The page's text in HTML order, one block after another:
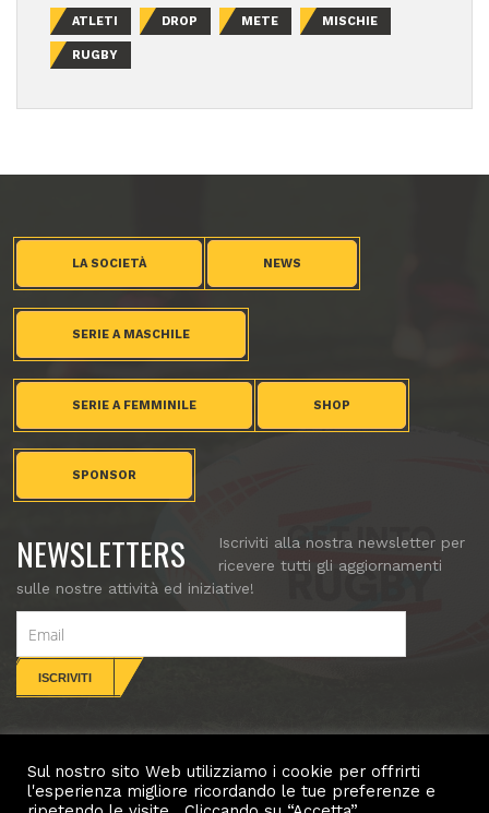
ATLETI DROP METE MISCHIE
RUGBY
LA SOCIETÀ NEWS
SERIE A MASCHILE
SERIE A FEMMINILE SHOP
SPONSOR
NEWSLETTERS
Iscriviti alla nostra newsletter per
ricevere tutti gli aggiornamenti
sulle nostre attività ed iniziative!
CONTATTI
Sul nostro sito Web utilizziamo i cookie per offrirti
l'esperienza migliore ricordando le tue preferenze e